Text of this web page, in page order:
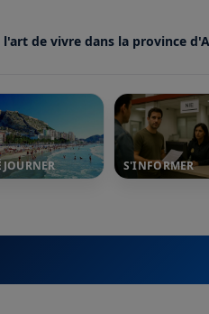
l'art de vivre dans la province
S'INFORMER